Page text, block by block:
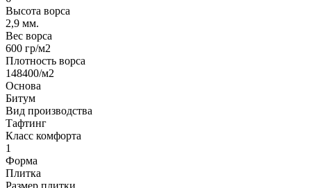
Высота ворса
2,9 мм.
Вес ворса
600 гр/м2
Плотность ворса
148400/м2
Основа
Битум
Вид производства
Тафтинг
Класс комфорта
1
Форма
Плитка
Размер плитки